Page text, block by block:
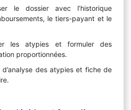
le dossier avec l’historique
le tiers-payant et le
les atypies et formuler des
proportionnées.
d’analyse des atypies et fiche de